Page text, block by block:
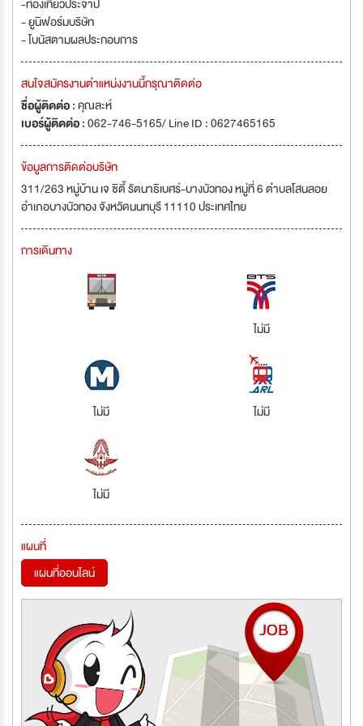
-ท่องเที่ยวประจำปี
- ยูนิฟอร์มบริษัท
- โบนัสตามผลประกอบการ
สนใจสมัครงานตำแหน่งงานนี้กรุณาติดต่อ
ชื่อผู้ติดต่อ :คุณละห์
เบอร์ผู้ติดต่อ :062-746-5165/ Line ID : 0627465165
ข้อมูลการติดต่อบริษัท
311/263 หมู่บ้าน เจ ซิตี้ รัตนาธิเบศร์-บางบัวทอง หมู่ที่ 6 ตำบลโสนลอย
อำเภอบางบัวทอง จังหวัดนนทบุรี 11110 ประเทศไทย
การเดินทาง
ไม่มี
ไม่มี ไม่มี
ไม่มี
แผนที่
แผนที่ออนไลน์